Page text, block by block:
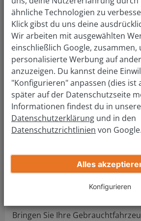
verlieren plötzlich an Wert, weil
nachvollziehbare Mängel
der Händler sucht nur spezielle
und Fahrzeugtypen aus einem
Auch die versprochene
Autohandel bietet nicht die
davon vielleicht versprechen, denn
Toyota-Ankauf Falschgeld zu
anderweitig (beispielsweise mittels
Garantieausschluss) betrogen zu
hoch. Von einer Bargeldzahlung
wirkaufendeinauto.at ermittelt
Zustand - den tatsächlichen
Bringen Sie Ihre
ähnliche Technologien zu
Klick gibst du uns deine
Wir arbeiten mit ausgewählten
einschließlich Google, zusammen,
personalisierte Werbung auf
anzuzeigen. Du kannst deine
"Konfigurieren" anpassen (dies ist
später auf der Datenschutzseite
Informationen findest du in
Datenschutzerklärung und in den
Datenschutzrichtlinien von Google.
Alles
Konfigurieren